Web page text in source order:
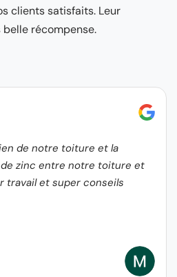
clients satisfaits. Leur
récompense.
de notre toiture et la
zinc entre notre toiture et
travail et super conseils